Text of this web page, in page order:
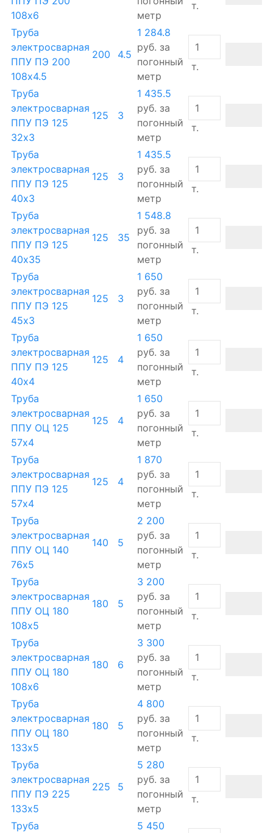
108х6
метр
т.
Труба
электросварная
ППУ ПЭ 200
108х4.5
200 4.5
1 284.8
руб. за
погонный
метр
т.
Труба
электросварная
ППУ ПЭ 125
32х3
125 3
1 435.5
руб. за
погонный
метр
т.
Труба
электросварная
ППУ ПЭ 125
40х3
125 3
1 435.5
руб. за
погонный
метр
т.
Труба
электросварная
ППУ ПЭ 125
40х35
125 35
1 548.8
руб. за
погонный
метр
т.
Труба
электросварная
ППУ ПЭ 125
45х3
125 3
1 650
руб. за
погонный
метр
т.
Труба
электросварная
ППУ ПЭ 125
40х4
125 4
1 650
руб. за
погонный
метр
т.
Труба
электросварная
ППУ ОЦ 125
57х4
125 4
1 650
руб. за
погонный
метр
т.
Труба
электросварная
ППУ ПЭ 125
57х4
125 4
1 870
руб. за
погонный
метр
т.
Труба
электросварная
ППУ ОЦ 140
76х5
140 5
2 200
руб. за
погонный
метр
т.
Труба
электросварная
ППУ ОЦ 180
108х5
180 5
3 200
руб. за
погонный
метр
т.
Труба
электросварная
ППУ ОЦ 180
108х6
180 6
3 300
руб. за
погонный
метр
т.
Труба
электросварная
ППУ ОЦ 180
133х5
180 5
4 800
руб. за
погонный
метр
т.
Труба
электросварная
ППУ ПЭ 225
133х5
225 5
5 280
руб. за
погонный
метр
т.
Труба
5 450